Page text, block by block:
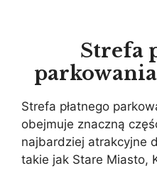
Strefa
Strefa płatnego
obejmuje znaczną
najbardziej atrakcyjne
takie jak Stare Miasto,